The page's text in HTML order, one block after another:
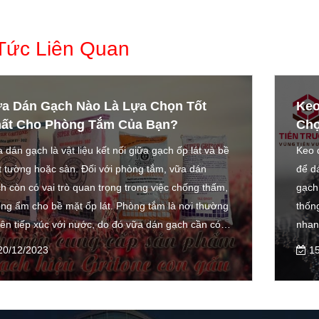
Liên Quan
Dán Gạch Là Gì? Tiêu Chí Lựa
Keo Dán Gạch? Ưu Nhược Điểm
dán gạch là một vật liệu kết dính được sử dụng
gạch lên bề mặt tường hoặc nền. Keo dán
có nhiều ưu điểm so với vữa và hồ dán truyền
bao gồm độ bám dính cao, thời gian thi công
dễ thi công và tiết kiệm chi phí. Trong bài viết
chúng ta sẽ tìm hiểu về keo dán gạch, bao gồm
loại keo dán gạch, tiêu chí lựa chọn keo dán gạch
nhược điểm của keo dán gạch.
12/2023
Mỗi
Gọi